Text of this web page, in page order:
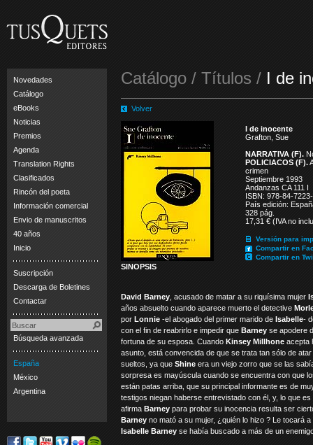
Novedades
Catálogo
eBooks
Noticias
Premios
Agenda
Translation Rights
Clasificados
Rincón del poeta
Información comercial
Envio de manuscritos
40 años
Inicio
Suscripción
Descarga de Boletines
Contactar
Búsqueda avanzada
España
México
Argentina
Catálogo / Títulos / I de
Volver
I de inocente
Grafton, Sue
NARRATIVA (F).
POLICIACOS (F).
crimen
Septiembre 1993
Andanzas CA 111 I
ISBN: 978-84-
País edición:
328 pág.
17,31 € (IVA no
Versión para
Compartir en
Compartir en
SINOPSIS
David Barney , acusado de matar a su riquísima mujer
años absuelto cuando aparece muerto el detective
por Lonnie -el abogado del primer marido de Isabelle-
con el fin de reabrirlo e impedir que Barney se apodere
fortuna de su esposa. Cuando Kinsey Millhone acepta
asunto, está convencida de que se trata tan sólo de
sueltos, ya que Shine era un viejo zorro que se las
sorpresa es mayúscula cuando se encuentra con que
están patas arriba, que su principal informante es de
testigos niegan haberse entrevistado con él, y, lo que es
afirma Barney para probar su inocencia resulta ser
Barney no mató a su mujer, ¿quién lo hizo ? Le tocará a
Isabelle Barney se había buscado a más de un